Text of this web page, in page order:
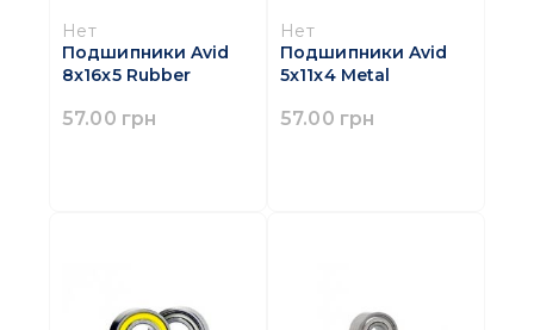
Нет
Подшипники Avid
8x16x5 Rubber
57.00 грн
Нет
Подшипники Avid
5x11x4 Metal
57.00 грн